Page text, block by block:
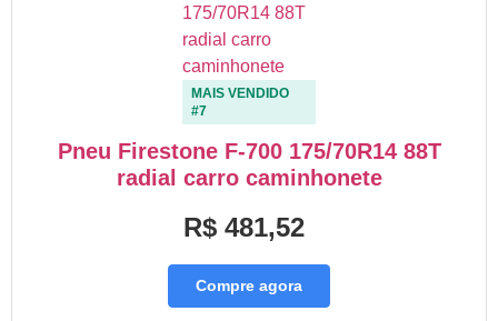
MAIS VENDIDO
#7
Pneu Firestone F-700 175/70R14 88T
radial carro caminhonete
R$ 481,52
Compre agora